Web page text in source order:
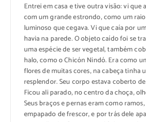
Entrei em casa e tive outra visão: vi que
com um grande estrondo, como um
luminoso que cegava. Vi que caía por
havia na parede. O objeto caído foi se
uma espécie de ser vegetal, também
halo, como o Chicón Nindó. Era como
flores de muitas cores, na cabeça tinha
resplendor. Seu corpo estava coberto
Ficou ali parado, no centro da choça,
Seus braços e pernas eram como
empapado de frescor, e por trás dele